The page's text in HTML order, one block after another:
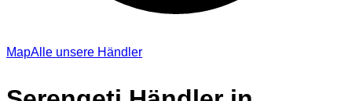
MapAlle unsere Händler